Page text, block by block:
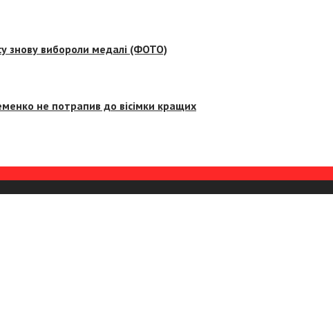
знову вибороли медалі (ФОТО)
не потрапив до вісімки кращих